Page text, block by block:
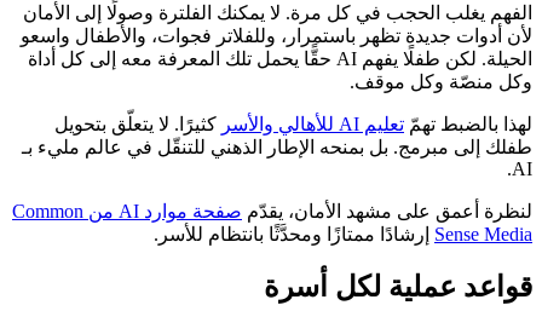
الفهم يغلب الحجب في كل مرة. لا يمكنك الفلترة وصولًا إلى الأمان
لأن أدوات جديدة تظهر باستمرار، وللفلاتر فجوات، والأطفال واسعو
الحيلة. لكن طفلًا يفهم AI حقًّا يحمل تلك المعرفة معه إلى كل أداة
وكل منصّة وكل موقف.
لهذا بالضبط تهمّ تعليم AI للأهالي والأسر
كثيرًا. لا يتعلّق بتحويل
طفلك إلى مبرمج. بل بمنحه الإطار الذهني للتنقّل في عالم مليء بـ
AI.
لنظرة أعمق على مشهد الأمان، يقدّم
صفحة موارد AI من Common
Sense Media إرشادًا ممتازًا ومحدَّثًا بانتظام للأسر.
قواعد عملية لكل أسرة